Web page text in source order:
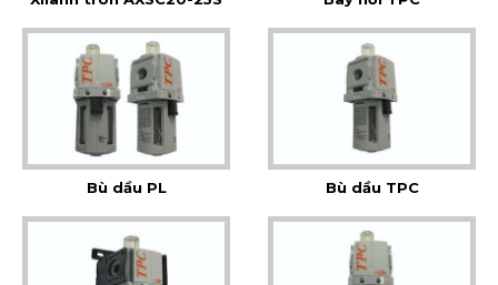
Bù dầu PL Bù dầu TPC